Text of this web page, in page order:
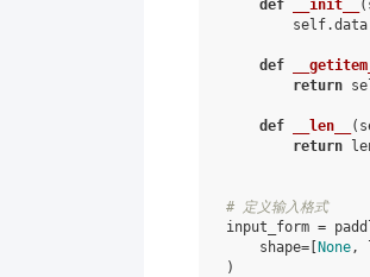
def
__init__ (
self.data
def
return
def __len__ (
return
# 定义输入格式
input_form =
shape= [None,
)